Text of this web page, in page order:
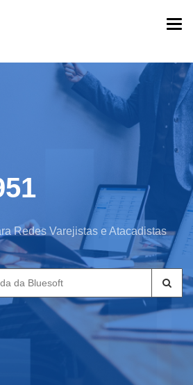
Redes Varejistas e Atacadistas